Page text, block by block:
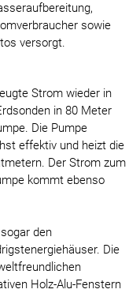
sowie
versorgt.
Strom wieder in
in 80 Meter
Die Pumpe
effektiv und heizt die
Der Strom zum
kommt ebenso
den
Die
Holz-Alu-Fenstern